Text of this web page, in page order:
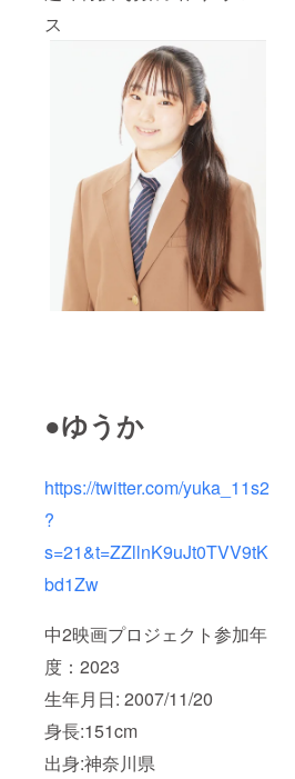
ス
●ゆうか
https://twitter.com/yuka_11s2
?
s=21&t=ZZllnK9uJt0TVV9tK
bd1Zw
中2映画プロジェクト参加年
度：2023
生年月日: 2007/11/20
身長:151cm
出身:神奈川県